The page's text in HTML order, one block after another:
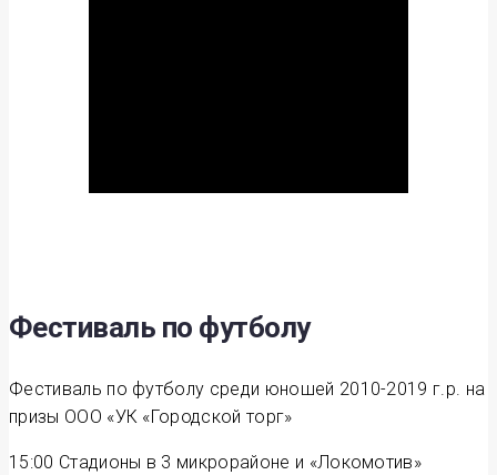
Фестиваль по футболу
Фестиваль по футболу среди юношей 2010-2019 г.р. на
призы ООО «УК «Городской торг»
15:00 Стадионы в 3 микрорайоне и «Локомотив»